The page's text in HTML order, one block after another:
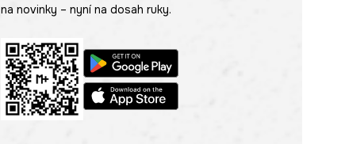
na novinky – nyní na dosah ruky.